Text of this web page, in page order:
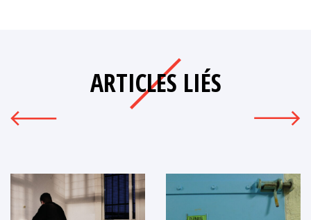
ARTICLES LIÉS